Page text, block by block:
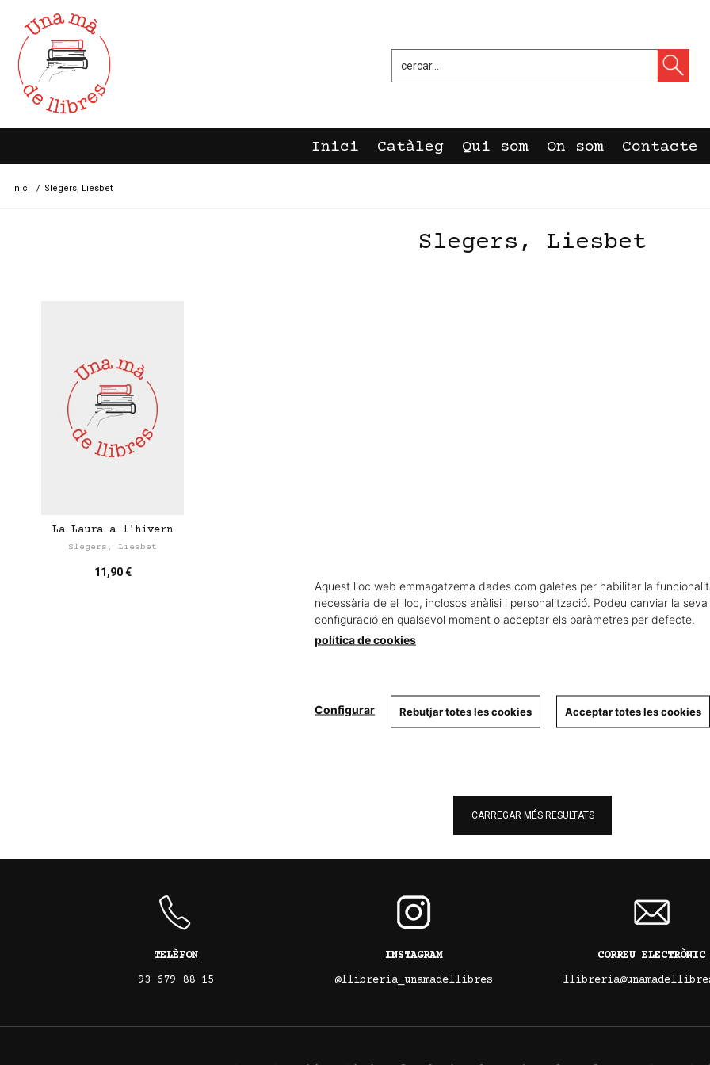
Inici Catàleg Qui som On som Contacte
Inici / Slegers, Liesbet
Slegers, Liesbet
La Laura a l'hivern
Slegers, Liesbet
11,90 €
CARREGAR MÉS RESULTATS
TELÈFON
93 679 88 15
INSTAGRAM
@llibreria_unamadellibres
CORREU ELECTRÒNIC
Aquest lloc web emmagatzema dades com galetes per habilitar la
necessària de el lloc, inclosos anàlisi i personalització. Podeu canviar la seva
configuració en qualsevol moment o acceptar els paràmetres per defecte.
política de cookies
Configurar Rebutjar totes les cookies Acceptar totes les cookies